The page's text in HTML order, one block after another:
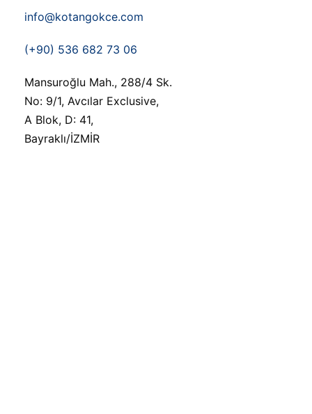
info@kotangokce.com
(+90) 536 682 73 06
Mansuroğlu Mah., 288/4 Sk.
No: 9/1, Avcılar Exclusive,
A Blok, D: 41,
Bayraklı/İZMİR